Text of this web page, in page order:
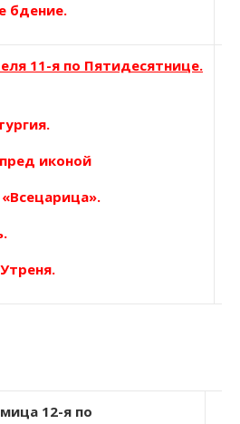
бдение.
11-я по Пятидесятнице.
иконой
12-я по